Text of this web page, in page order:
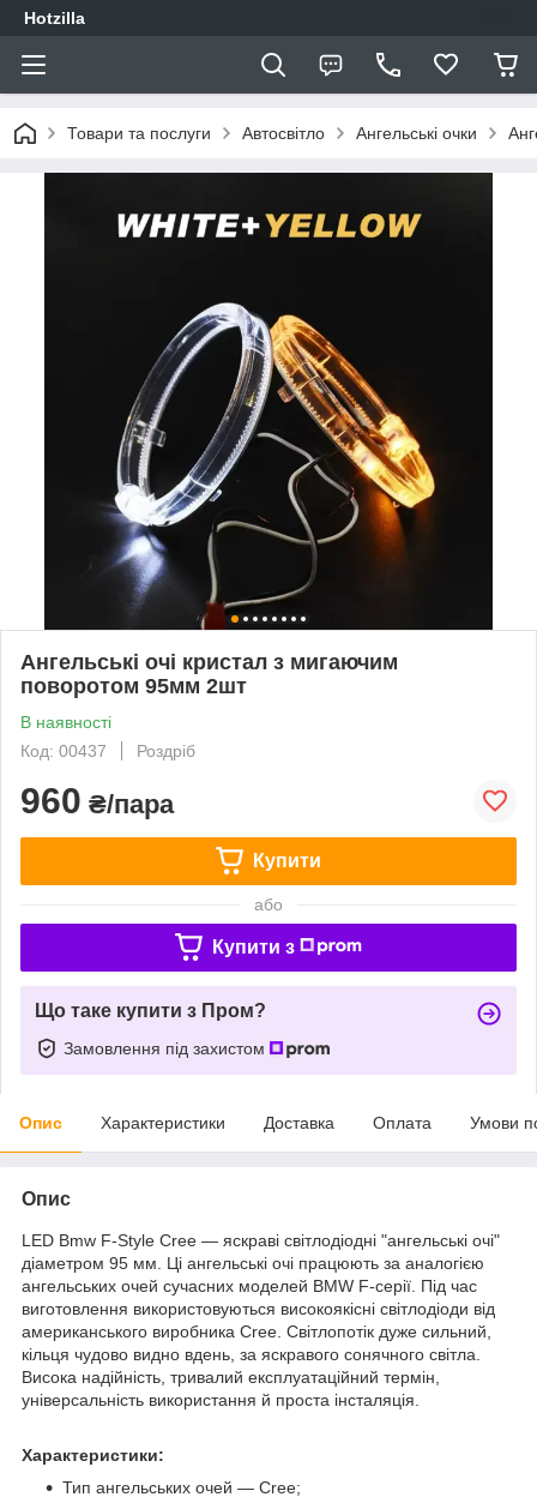
Hotzilla
Товари та послуги Автосвітло Ангельські очки
Ангельські очі кристал з мигаючим
поворотом 95мм 2шт
В наявності
Код: 00437
Роздріб
960 ₴/пара
Купити
або
Купити з
Що таке купити з Пром?
Замовлення під захистом
Опис Характеристики Доставка Оплата Умови
Опис
LED Bmw F-Style Cree — яскраві світлодіодні "ангельські очі"
діаметром 95 мм. Ці ангельські очі працюють за аналогією
ангельських очей сучасних моделей BMW F-серії. Під час
виготовлення використовуються високоякісні світлодіоди від
американського виробника Cree. Світлопотік дуже сильний,
кільця чудово видно вдень, за яскравого сонячного світла.
Висока надійність, тривалий експлуатаційний термін,
універсальність використання й проста інсталяція.
Характеристики:
Тип ангельських очей — Cree;